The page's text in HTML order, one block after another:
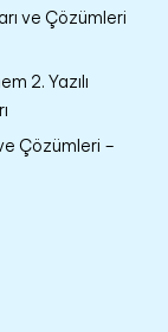
ve Çözümleri
2. Yazılı
ve Çözümleri –